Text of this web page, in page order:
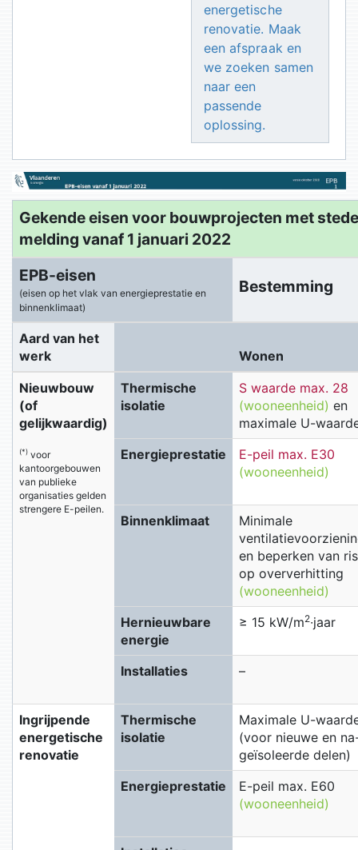
energetische
renovatie. Maak
een afspraak en
we zoeken samen
naar een
passende
oplossing.
Gekende eisen voor bouwprojecten met
melding vanaf 1 januari 2022
EPB-eisen
(eisen op het vlak van energieprestatie en
binnenklimaat)
Bestemming
Aard van het
werk
Wonen
Nieuwbouw
(of
gelijkwaardig)
(*) voor
kantoorgebouwen
van publieke
organisaties gelden
strengere E-peilen.
Thermische
isolatie
S waarde max. 28
(wooneenheid) en
maximale U-
Energieprestatie
E-peil max. E30
(wooneenheid)
Binnenklimaat
Minimale
en beperken van
op oververhitting
(wooneenheid)
Hernieuwbare
energie
≥ 15 kW/m2∙jaar
Installaties –
Ingrijpende
energetische
renovatie
Thermische
isolatie
Maximale U-
(voor nieuwe en
geïsoleerde delen)
Energieprestatie
E-peil max. E60
(wooneenheid)